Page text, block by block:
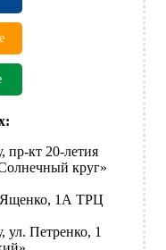
пр-кт 20-летия
круг»
Ященко, 1А ТРЦ
ул. Петренко, 1